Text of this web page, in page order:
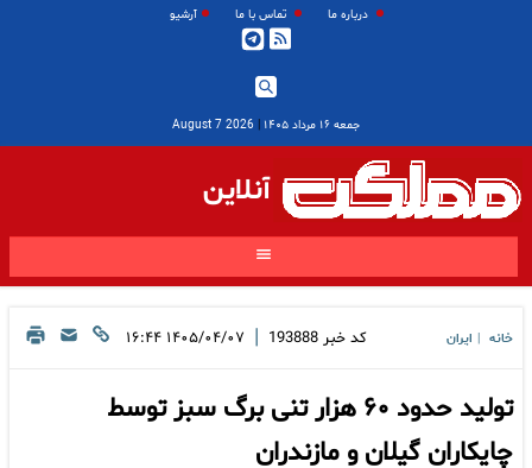
درباره ما تماس با ما آرشیو
جمعه ۱۶ مرداد ۱۴۰۵ |
2026 August 7
آنلاین
خانه ایران کد خبر 193888
| ۱۴۰۵/۰۴/۰۷ ۱۶:۴۴
تولید حدود ۶۰ هزار تنی برگ سبز توسط
چایکاران گیلان و مازندران